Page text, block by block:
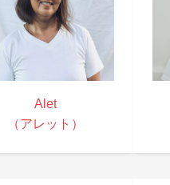
Alet
（アレット）